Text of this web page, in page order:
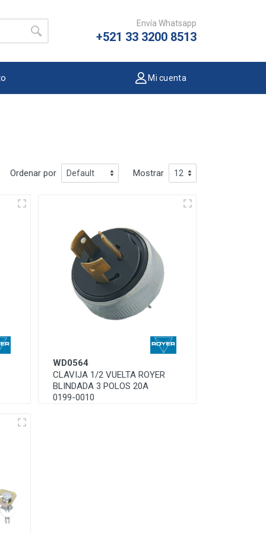
Envía Whatsapp
+521 33 3200 8513
Mi cuenta
Ordenar por Mostrar
WD0564
CLAVIJA 1/2 VUELTA ROYER
BLINDADA 3 POLOS 20A
0199-0010